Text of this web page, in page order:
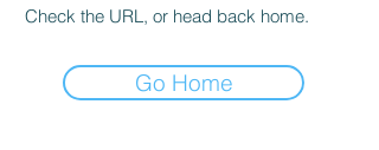
Check the URL, or head back home.
Go Home